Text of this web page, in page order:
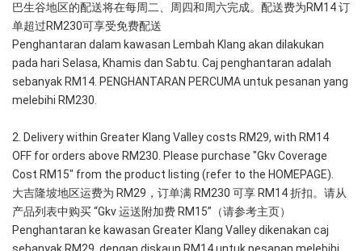
巴生谷地区的配送将在每周二、周四和周六完成。配送费为RM14 订
单超过RM230可享受免费配送
Penghantaran dalam kawasan Lembah Klang akan dilakukan
pada hari Selasa, Khamis dan Sabtu. Caj penghantaran adalah
sebanyak RM14. PENGHANTARAN PERCUMA untuk pesanan yang
melebihi RM230.
2. Delivery within Greater Klang Valley costs RM29, with RM14
OFF for orders above RM230. Please purchase "Gkv Coverage
Cost RM15" from the product listing (refer to the HOMEPAGE).
大吉隆坡地区运费为 RM29，订单满 RM230 可享 RM14 折扣。请从
产品列表中购买 “Gkv 运送附加费 RM15”（请参考主页）
Penghantaran ke kawasan Greater Klang Valley dikenakan caj